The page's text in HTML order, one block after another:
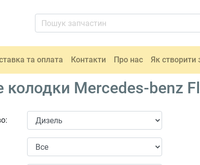
та оплата Контакти Про нас Як створити
Mercedes-benz